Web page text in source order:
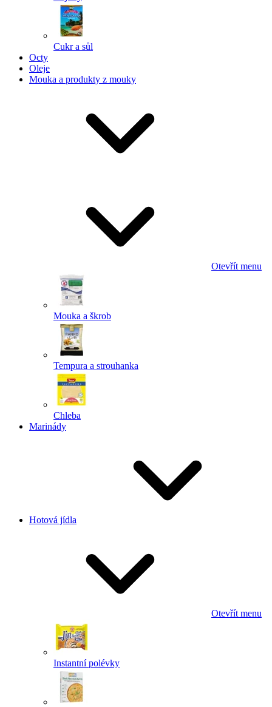
Cukr a sůl
Octy
Oleje
Mouka a produkty z mouky
Otevřít menu
Mouka a škrob
Tempura a strouhanka
Chleba
Marinády
Hotová jídla
Otevřít menu
Instantní polévky
Powered by chaterimo